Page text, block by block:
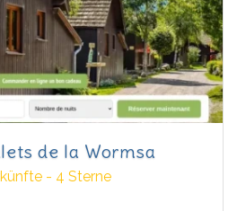
de la Wormsa
- 4 Sterne